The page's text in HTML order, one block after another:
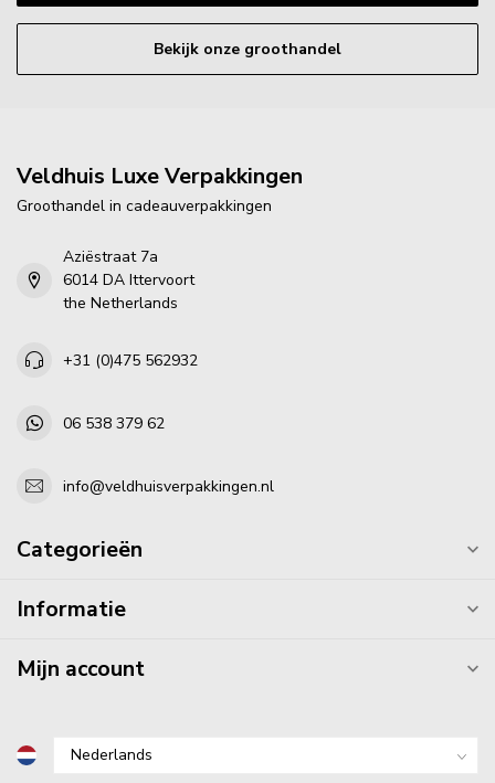
Bekijk onze groothandel
Veldhuis Luxe Verpakkingen
Groothandel in cadeauverpakkingen
Aziëstraat 7a
6014 DA Ittervoort
the Netherlands
+31 (0)475 562932
06 538 379 62
info@veldhuisverpakkingen.nl
Categorieën
Informatie
Mijn account